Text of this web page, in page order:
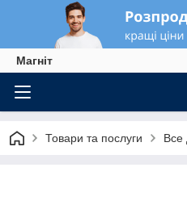
Магніт
Товари та послуги Все